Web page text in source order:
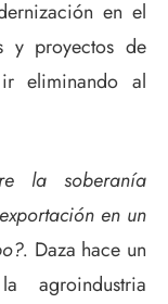
en el
y proyectos de
eliminando al
la soberanía
en un
Daza hace un